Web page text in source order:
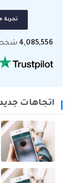
تجربة
4,085,556
اتجاهات